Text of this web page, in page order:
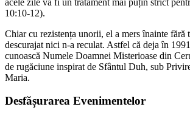
10:10-12).
Chiar cu rezistența unorii, el a mers înainte fără
descurajat nici n-a reculat. Astfel că deja în
cunoască Numele Doamnei Misterioase din
de rugăciune inspirat de Sfântul Duh, sub
Maria.
Desfășurarea Evenimentelor